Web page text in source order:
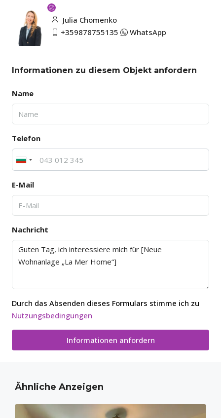
Julia Chomenko
+359878755135
WhatsApp
Informationen zu diesem Objekt anfordern
Name
Telefon
E-Mail
Nachricht
Durch das Absenden dieses Formulars stimme ich zu
Nutzungsbedingungen
Informationen anfordern
Ähnliche Anzeigen